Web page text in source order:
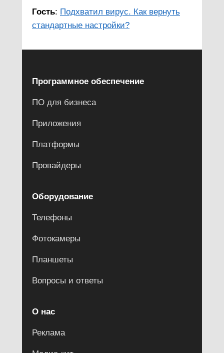
Гость: Подхватил вирус. Как вернуть
стандартные настройки?
Программное обеспечение
ПО для бизнеса
Приложения
Платформы
Провайдеры
Оборудование
Телефоны
Фотокамеры
Планшеты
Вопросы и ответы
О нас
Реклама